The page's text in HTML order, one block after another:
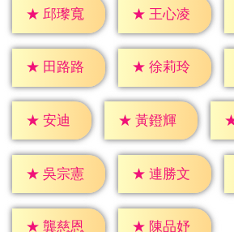
★ 邱瓈寬 ★ 王心凌
★ 田路路 ★ 徐莉玲
★ 安迪 ★ 黃鐙輝
★ 吳宗憲 ★ 連勝文
★ 龔慈恩 ★ 陳品妤